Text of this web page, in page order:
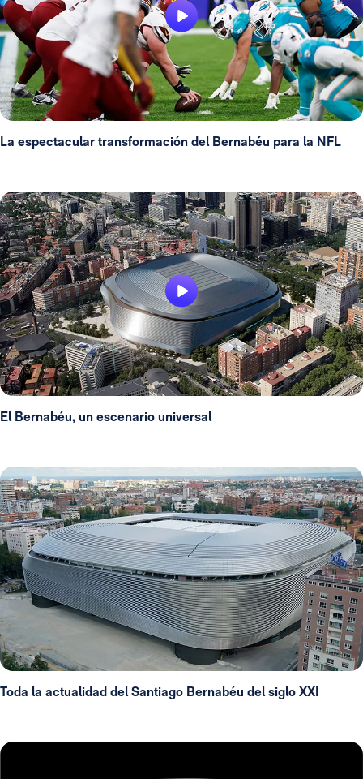
La espectacular transformación del Bernabéu para la NFL
El Bernabéu, un escenario universal
Toda la actualidad del Santiago Bernabéu del siglo XXI